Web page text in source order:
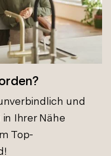
und
Ihrer Nähe
Top-